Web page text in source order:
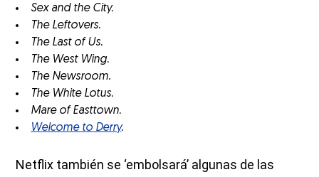
Sex and the City.
The Leftovers.
The Last of Us.
The West Wing.
The Newsroom.
The White Lotus.
Mare of Easttown.
Welcome to Derry.
Netflix también se ‘embolsará’ algunas de las